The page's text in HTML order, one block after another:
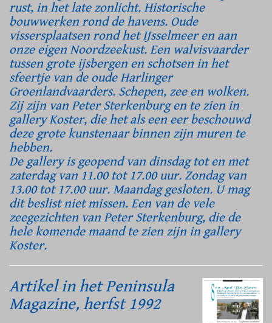
rust, in het late zonlicht. Historische
bouwwerken rond de havens. Oude
vissersplaatsen rond het IJsselmeer en aan
onze eigen Noordzeekust. Een walvisvaarder
tussen grote ijsbergen en schotsen in het
sfeertje van de oude Harlinger
Groenlandvaarders. Schepen, zee en wolken.
Zij zijn van Peter Sterkenburg en te zien in
gallery Koster, die het als een eer beschouwd
deze grote kunstenaar binnen zijn muren te
hebben.
De gallery is geopend van dinsdag tot en met
zaterdag van 11.00 tot 17.00 uur. Zondag van
13.00 tot 17.00 uur. Maandag gesloten. U mag
dit beslist niet missen. Een van de vele
zeegezichten van Peter Sterkenburg, die de
hele komende maand te zien zijn in gallery
Koster.
Artikel in het Peninsula
Magazine, herfst 1992